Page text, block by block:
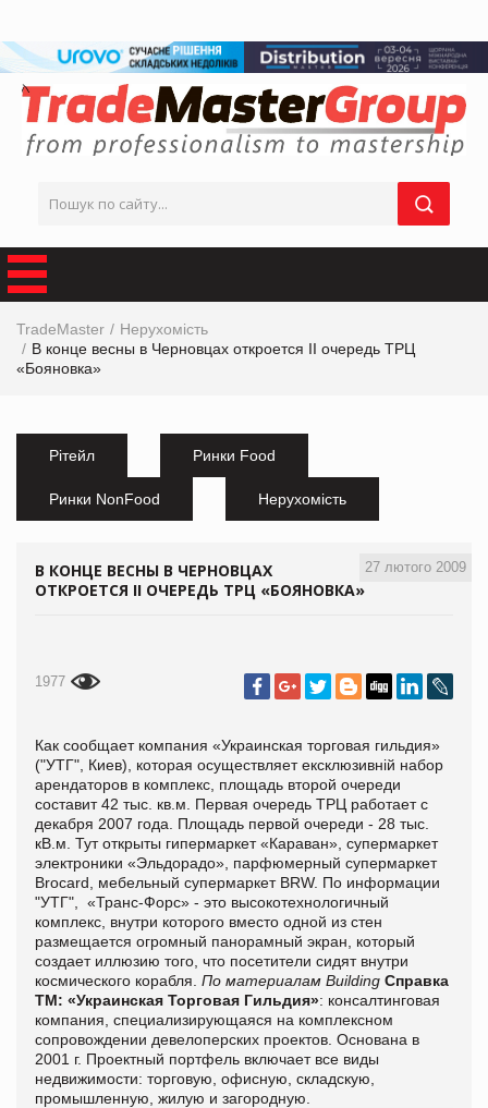
TradeMaster
Нерухомість
В конце весны в Черновцах откроется II очередь ТРЦ
«Бояновка»
Рітейл Ринки Food
Ринки NonFood Нерухомість
27 лютого 2009
В КОНЦЕ ВЕСНЫ В ЧЕРНОВЦАХ
ОТКРОЕТСЯ II ОЧЕРЕДЬ ТРЦ «БОЯНОВКА»
1977
Как сообщает компания «Украинская торговая гильдия»
("УТГ", Киев), которая осуществляет ексклюзивній набор
арендаторов в комплекс, площадь второй очереди
составит 42 тыс. кв.м. Первая очередь ТРЦ работает с
декабря 2007 года. Площадь первой очереди - 28 тыс.
кВ.м. Тут открыты гипермаркет «Караван», супермаркет
электроники «Эльдорадо», парфюмерный супермаркет
Brocard, мебельный супермаркет BRW. По информации
"УТГ", «Транс-Форс» - это высокотехнологичный
комплекс, внутри которого вместо одной из стен
размещается огромный панорамный экран, который
создает иллюзию того, что посетители сидят внутри
космического корабля. По материалам Building Справка
ТМ: «Украинская Торговая Гильдия»: консалтинговая
компания, специализирующаяся на комплексном
сопровождении девелоперских проектов. Основана в
2001 г. Проектный портфель включает все виды
недвижимости: торговую, офисную, складскую,
промышленную, жилую и загородную.